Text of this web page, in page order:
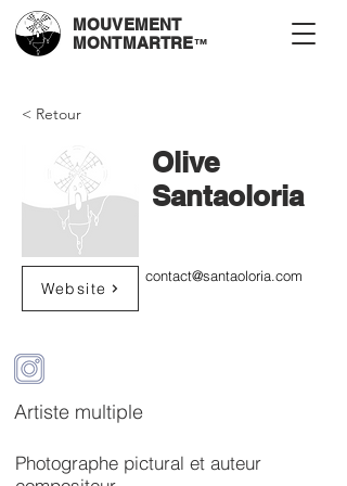
MOUVEMENT
MONTMARTRE™
< Retour
Olive
Santaoloria
Website
contact@santaoloria.com
Artiste multiple
Photographe pictural et auteur